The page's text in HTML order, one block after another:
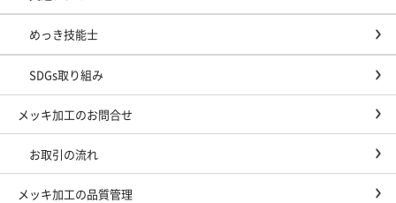
めっき技能士
SDGs取り組み
メッキ加工のお問合せ
お取引の流れ
メッキ加工の品質管理